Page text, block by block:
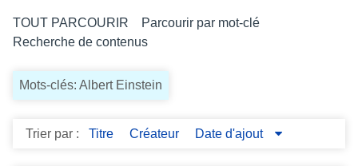
TOUT PARCOURIR
Parcourir par mot-clé
Recherche de contenus
Mots-clés: Albert Einstein
Trier par : Titre Créateur Date d'ajout